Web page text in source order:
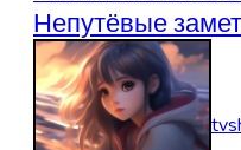
Непутёвые